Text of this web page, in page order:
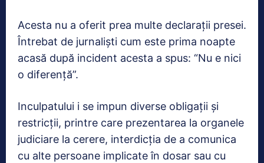
Acesta nu a oferit prea multe declarații presei.
Întrebat de jurnaliști cum este prima noapte
acasă după incident acesta a spus: “Nu e nici
o diferență”.
Inculpatului i se impun diverse obligații și
restricții, printre care prezentarea la organele
judiciare la cerere, interdicția de a comunica
cu alte persoane implicate în dosar sau cu